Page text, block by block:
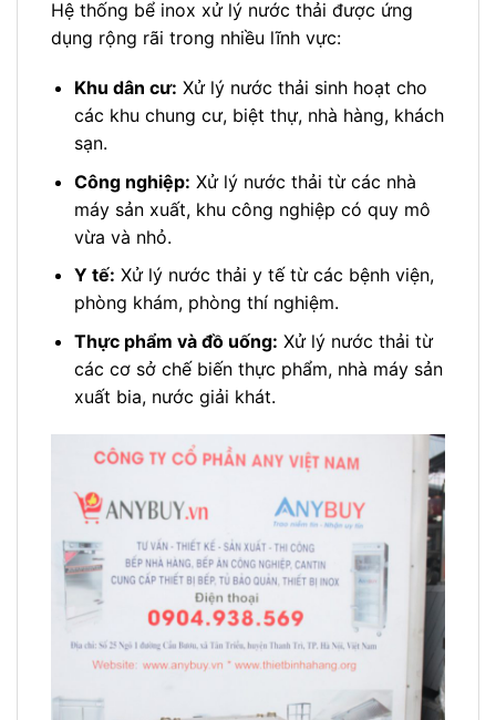
Hệ thống bể inox xử lý nước thải được ứng
dụng rộng rãi trong nhiều lĩnh vực:
Khu dân cư: Xử lý nước thải sinh hoạt cho
các khu chung cư, biệt thự, nhà hàng, khách
sạn.
Công nghiệp: Xử lý nước thải từ các nhà
máy sản xuất, khu công nghiệp có quy mô
vừa và nhỏ.
Y tế: Xử lý nước thải y tế từ các bệnh viện,
phòng khám, phòng thí nghiệm.
Thực phẩm và đồ uống: Xử lý nước thải từ
các cơ sở chế biến thực phẩm, nhà máy sản
xuất bia, nước giải khát.